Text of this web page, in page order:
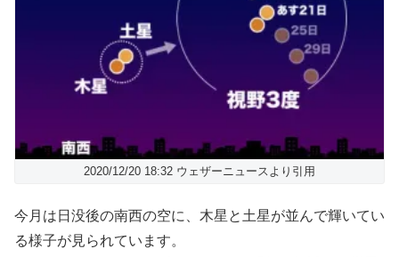
2020/12/20 18:32 ウェザーニュースより引用
今月は日没後の南西の空に、木星と土星が並んで輝いてい
る様子が見られています。